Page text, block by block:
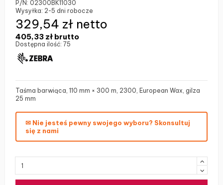
P/N: 02300BK11030
Wysyłka: 2-5 dni robocze
405,33 zł brutto
329,54 zł netto
Dostępna ilość: 75
Taśma barwiąca, 110 mm × 300 m, 2300, European Wax, gilza
25 mm
✉ Nie jesteś pewny swojego wyboru? Skonsultuj
się z nami